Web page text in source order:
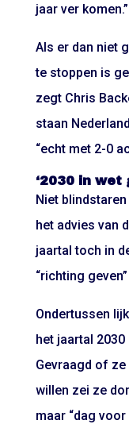
jaar ver komen.”
Als er dan niet
te stoppen is
zegt Chris
staan
“echt met 2-0
‘2030 in
Niet
het advies van
jaartal toch in
“richting
Ondertussen
het jaartal
Gevraagd of
willen zei ze
maar “dag